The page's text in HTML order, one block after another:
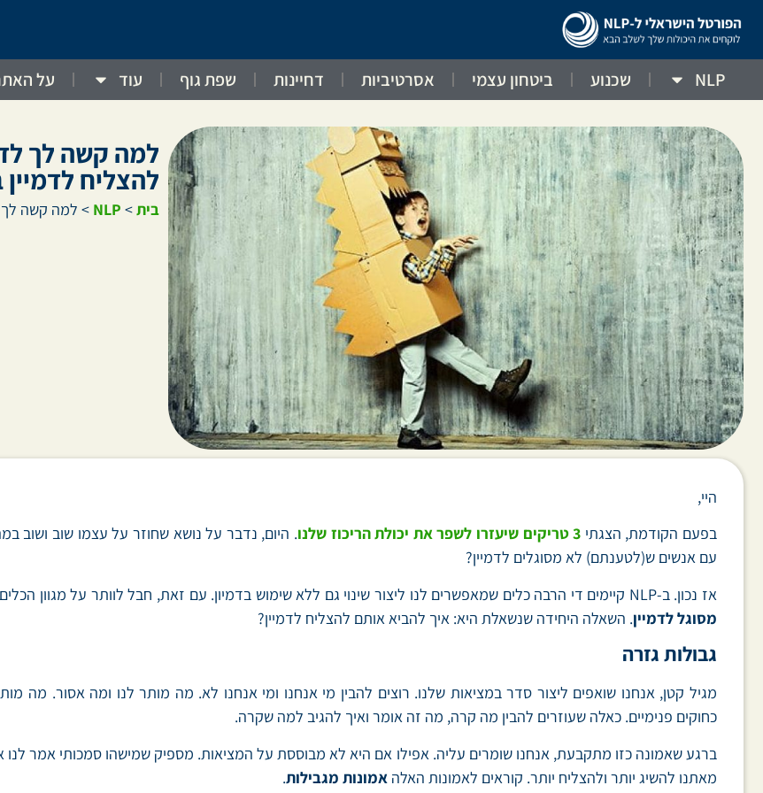
NLP שכנוע ביטחון עצמי אסרטיביות דחיינות שפת גוף עוד על
למה קשה לך
להצליח
בית>
NLP
> למה קשה לך
היי,
בפעם הקודמת, הצגתי 3 טריקים שיעזרו לשפר את יכולת הריכוז שלנו
עם אנשים ש(לטענתם) לא מסוגלים לדמיין?
אז נכון. ב-NLP קיימים די הרבה כלים שמאפשרים לנו ליצור שינוי גם ללא שימוש בדמיון. עם זאת, חבל לוותר על מגוון הכלים שכן דורשים דמיון. במיוחד בהנחה שאין דבר כזה באמת.
מסוגל לדמיין. השאלה היחידה שנשאלת היא: איך להביא אותם להצליח לדמיין?
גבולות גזרה
מגיל קטן, אנחנו שואפים ליצור סדר במציאות שלנו. רוצים להבין מי אנחנו ומי אנחנו לא. מה מותר לנו ומה אסור.
כחוקים פנימיים. כאלה שעוזרים להבין מה קרה, מה זה אומר ואיך להגיב למה שקרה.
ברגע שאמונה כזו מתקבעת, אנחנו שומרים עליה. אפילו אם היא לא מבוססת על המציאות. מספיק שמישהו סמכותי אמר
מאתנו להשיג יותר ולהצליח יותר. קוראים לאמונות האלה אמונות מגבילות.